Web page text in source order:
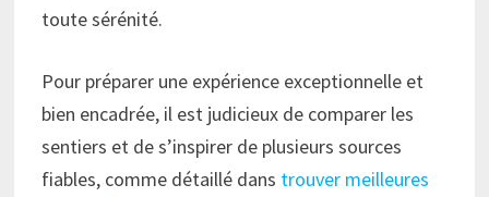
toute sérénité.
Pour préparer une expérience exceptionnelle et
bien encadrée, il est judicieux de comparer les
sentiers et de s’inspirer de plusieurs sources
fiables, comme détaillé dans trouver meilleures